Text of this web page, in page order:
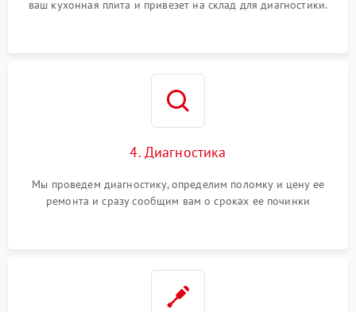
ваш кухонная плита и привезет на склад для диагностики.
4. Диагностика
Мы проведем диагностику, определим поломку и цену ее
ремонта и сразу сообщим вам о сроках ее починки